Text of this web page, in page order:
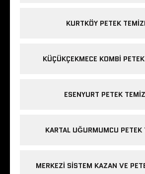
KURTKÖY PETEK
KÜÇÜKÇEKMECE KOMBI
ESENYURT PETEK
KARTAL UĞURMUMCU
MERKEZI SISTEM KAZAN VE